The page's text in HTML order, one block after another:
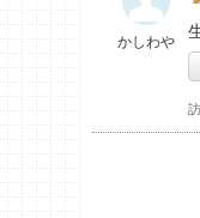
かしわや